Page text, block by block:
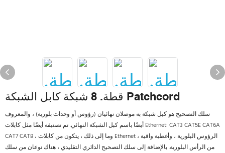
قطة. 8 شبكة كابل الشبكة Patchcord
سلك التصحيح هو كبل شبكة به موصلان نهائيان (رؤوس أو وحدات بلورية) ، والمعروف
أيضًا باسم كبل الشبكة النهائي. تم تصنيفه أيضًا مثل كابلات Ethernet: CAT3 CAT5E CAT6A
CAT7 CAT8 ، وما إلى ذلك ، يتكون من كابلات Ethernet ، الرؤوس البلورية ، وأغطية واقية
من الرأس البلورية. بالإضافة إلى سلك التصحيح الدائري التقليدي ، هناك نوعان من سلك